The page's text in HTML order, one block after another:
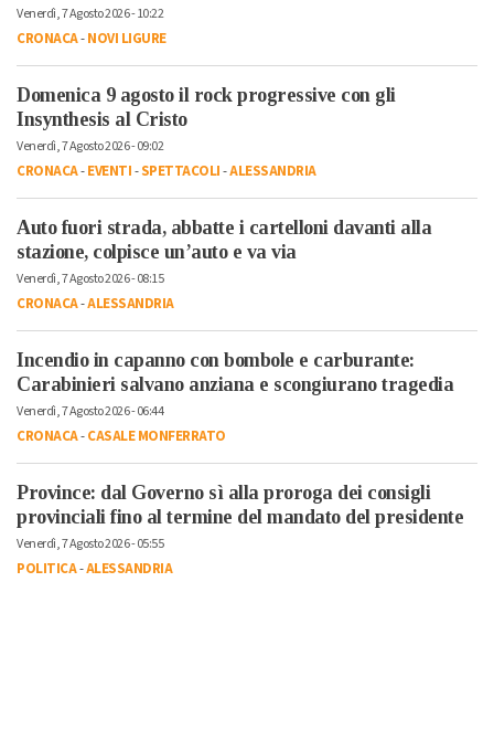
Venerdì, 7 Agosto 2026 - 10:22
CRONACA-NOVI LIGURE
Domenica 9 agosto il rock progressive con gli
Insynthesis al Cristo
Venerdì, 7 Agosto 2026 - 09:02
CRONACA-EVENTI-SPETTACOLI-ALESSANDRIA
Auto fuori strada, abbatte i cartelloni davanti alla
stazione, colpisce un’auto e va via
Venerdì, 7 Agosto 2026 - 08:15
CRONACA-ALESSANDRIA
Incendio in capanno con bombole e carburante:
Carabinieri salvano anziana e scongiurano tragedia
Venerdì, 7 Agosto 2026 - 06:44
CRONACA-CASALE MONFERRATO
Province: dal Governo sì alla proroga dei consigli
provinciali fino al termine del mandato del presidente
Venerdì, 7 Agosto 2026 - 05:55
POLITICA-ALESSANDRIA